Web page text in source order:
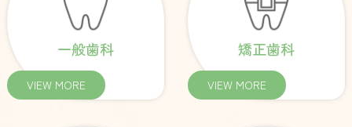
一般歯科
VIEW MORE
矯正歯科
VIEW MORE